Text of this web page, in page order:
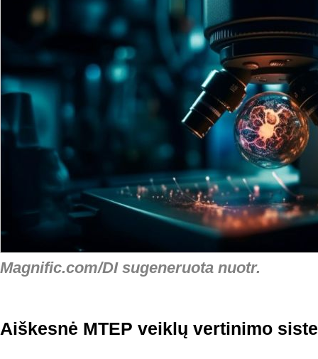
Magnific.com/DI sugeneruota nuotr.
Aiškesnė MTEP veiklų vertinimo